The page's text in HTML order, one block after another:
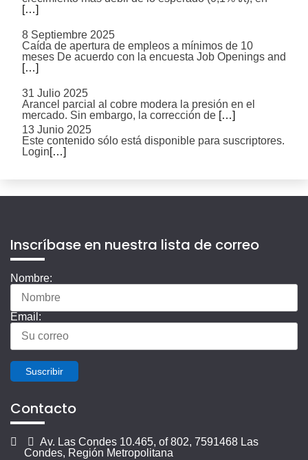
[…]
8 Septiembre 2025
Caída de apertura de empleos a mínimos de 10
meses De acuerdo con la encuesta Job Openings and
[…]
31 Julio 2025
Arancel parcial al cobre modera la presión en el
mercado. Sin embargo, la corrección de […]
13 Junio 2025
Este contenido sólo está disponible para suscriptores.
Login[…]
Inscríbase en nuestra lista de correo
Nombre:
Email:
Suscribir
Contacto
Av. Las Condes 10.465, of 802, 7591468 Las
Condes, Región Metropolitana